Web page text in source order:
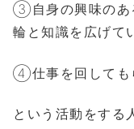
③自身の興味のあ
輪と知識を広げて
④仕事を回しても
という活動をする